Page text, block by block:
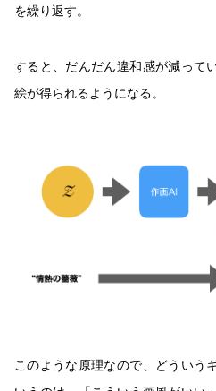
を繰り返す。
すると、だんだん違和感が減って
絵が得られるようになる。
このような原理なので、どういう